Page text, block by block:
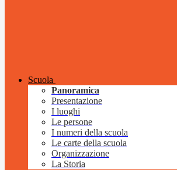
Scuola
Panoramica
Presentazione
I luoghi
Le persone
I numeri della scuola
Le carte della scuola
Organizzazione
La Storia